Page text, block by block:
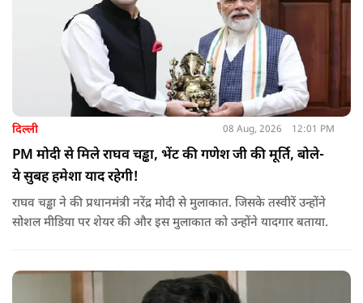
दिल्ली 08 Aug, 2026 12:01 PM
PM मोदी से मिले राघव चड्ढा, भेंट की गणेश जी की मूर्ति, बोले-
ये सुबह हमेशा याद रहेगी!
राघव चड्ढा ने की प्रधानमंत्री नरेंद्र मोदी से मुलाकात. जिसके तस्वीरें उन्होंने
सोशल मीडिया पर शेयर की और इस मुलाकात को उन्होंने यादगार बताया.